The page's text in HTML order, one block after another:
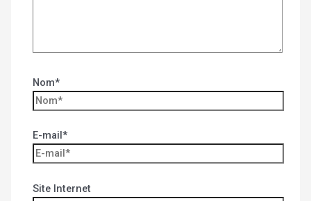
Nom*
E-mail*
Site Internet